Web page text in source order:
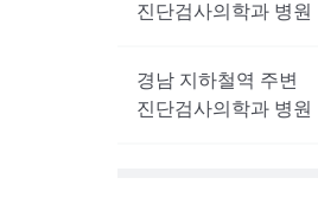
진단검사의학과 병원
경남 지하철역 주변
진단검사의학과 병원